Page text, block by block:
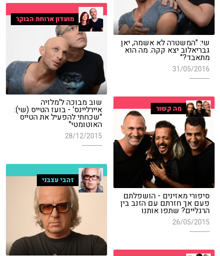
שי: "המשטרה לא אשמה, יאן
גבריאלוב יצא קקה. מה הוא
מתאבד?"
31/05/2016
מועדון ארוחת הבוקר
שוב מבוכה ל'מלזיה
איירליינס' - בועז הטייס (שי):
"שכחתי להפעיל את הטייס
האוטומטי"
28/12/2015
מה קשור
סיפורי מאזינים - הושפלתם
פעם אך חזרתם עם הזנב בין
הרגליים? שתפו אותנו
26/05/2015
זהבי עצבני